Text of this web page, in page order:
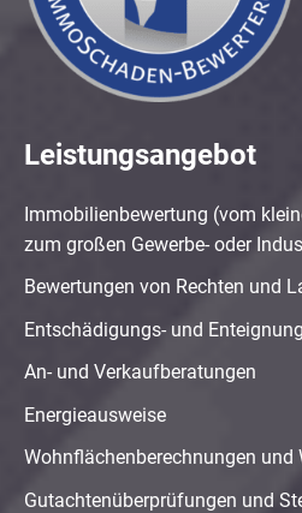
Leistungsangebot
Immobilienbewertung (vom
zum großen Gewerbe- oder
Bewertungen von Rechten und
Entschädigungs- und
An- und Verkaufberatungen
Energieausweise
Wohnflächenberechnungen
Gutachtenüberprüfungen und